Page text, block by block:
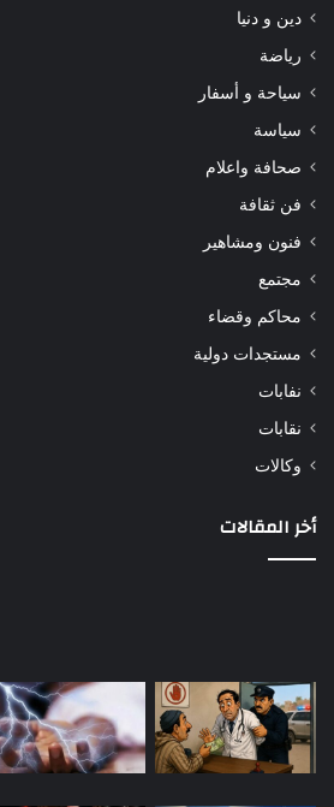
دين و دنيا
رياضة
سياحة و أسفار
سياسة
صحافة واعلام
فن ثقافة
فنون ومشاهير
مجتمع
محاكم وقضاء
مستجدات دولية
نفابات
نقابات
وكالات
أخر المقالات